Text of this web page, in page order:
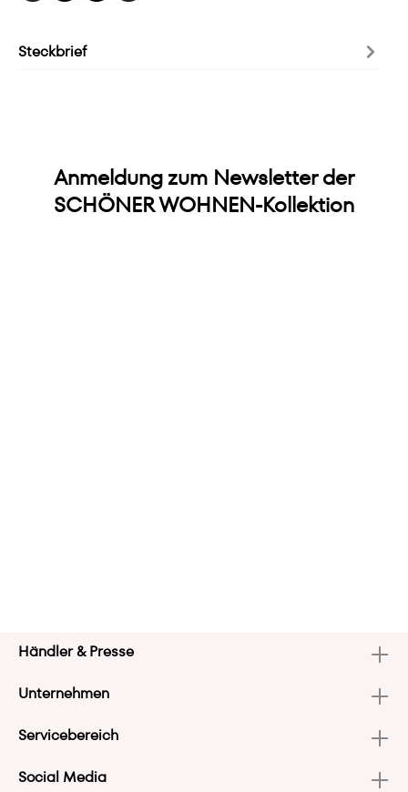
Steckbrief
Anmeldung zum Newsletter der
SCHÖNER WOHNEN-Kollektion
Händler & Presse
Unternehmen
Servicebereich
Social Media